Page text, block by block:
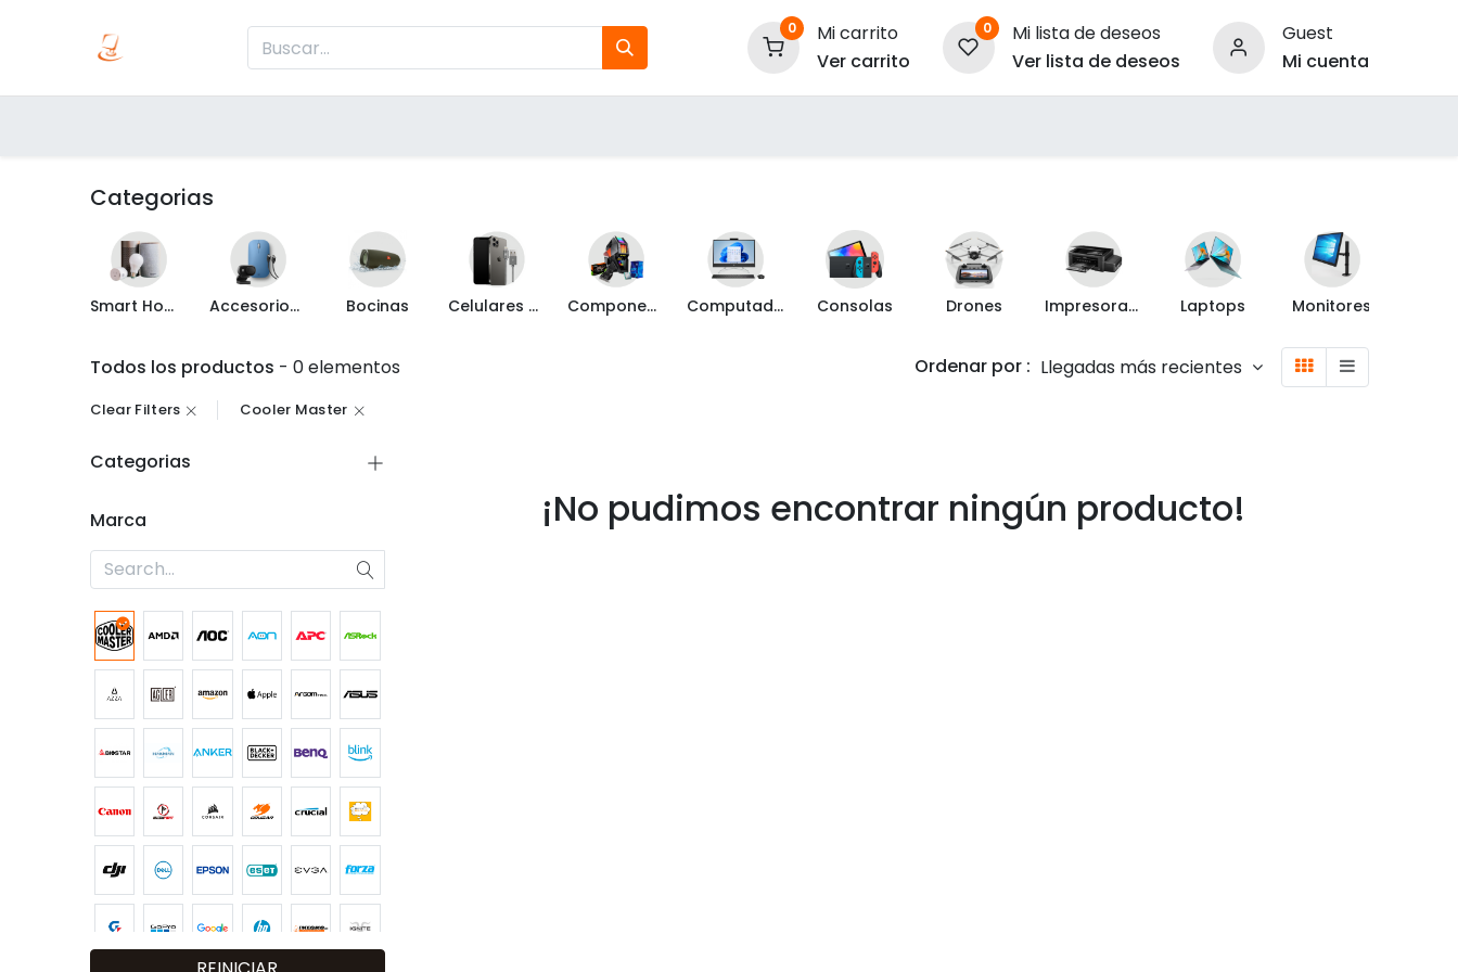
0
Mi carrito
Ver carrito
0
Mi lista de deseos
Ver lista de deseos
Guest
Mi cuenta
Categorias
Smart Home Accesorios de Computo Bocinas Celulares y Mas Componentes de PC Computadoras Consolas Drones Impresoras y Escáner Laptops Monitores
Todos los productos - 0 elementos Ordenar por : Llegadas más recientes
Clear Filters Cooler Master
Categorias
Marca ¡No pudimos encontrar ningún producto!